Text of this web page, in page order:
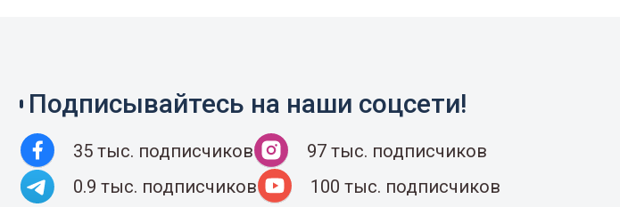
Подписывайтесь на наши соцсети!
35 тыс. подписчиков
97 тыс. подписчиков
0.9 тыс. подписчиков
100 тыс. подписчиков